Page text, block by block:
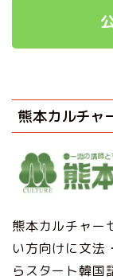
熊本カルチャ
熊本カルチャー
い方向けに文法
らスタート韓国